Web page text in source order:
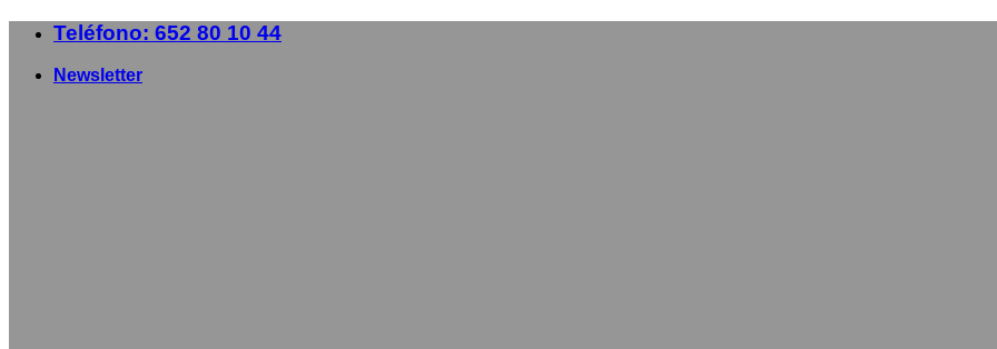
Saltar
contenido
Teléfono: 652 80 10 44
Newsletter